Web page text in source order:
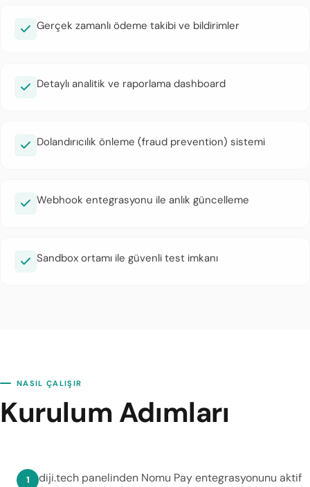
Gerçek zamanlı ödeme takibi ve bildirimler
Detaylı analitik ve raporlama dashboard
Dolandırıcılık önleme (fraud prevention) sistemi
Webhook entegrasyonu ile anlık güncelleme
Sandbox ortamı ile güvenli test imkanı
NASIL ÇALIŞIR
Kurulum Adımları
diji.tech panelinden Nomu Pay entegrasyonunu aktif